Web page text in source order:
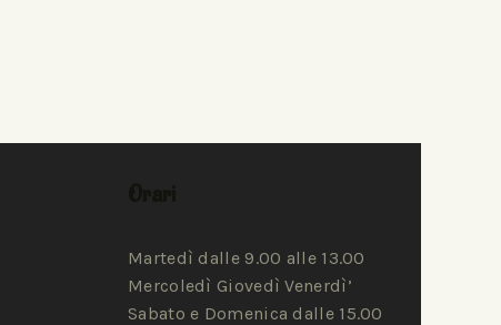
Martedì dalle 9.00 alle 13.00
Mercoledì Giovedì Venerdì’
Sabato e Domenica dalle 15.00